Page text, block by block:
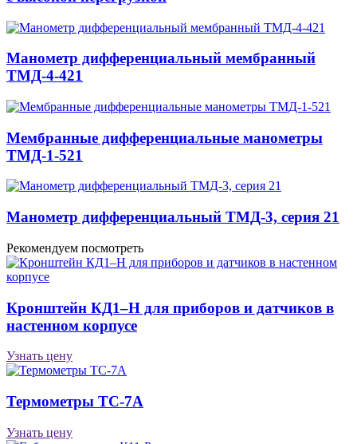
Манометр дифференциальный мембранный
ТМД-4-421
Мембранные дифференциальные манометры
ТМД-1-521
Манометр дифференциальный ТМД-3, серия 21
Рекомендуем посмотреть
Кронштейн КД1–Н для приборов и датчиков в
настенном корпусе
Узнать цену
Термометры ТС-7А
Узнать цену